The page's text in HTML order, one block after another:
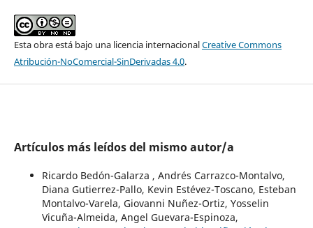
Esta obra está bajo una licencia internacionalCreative Commons
Atribución-NoComercial-SinDerivadas 4.0.
Artículos más leídos del mismo autor/a
Ricardo Bedón-Galarza , Andrés Carrazco-Montalvo,
Diana Gutierrez-Pallo, Kevin Estévez-Toscano, Esteban
Montalvo-Varela, Giovanni Nuñez-Ortiz, Yosselin
Vicuña-Almeida, Angel Guevara-Espinoza,